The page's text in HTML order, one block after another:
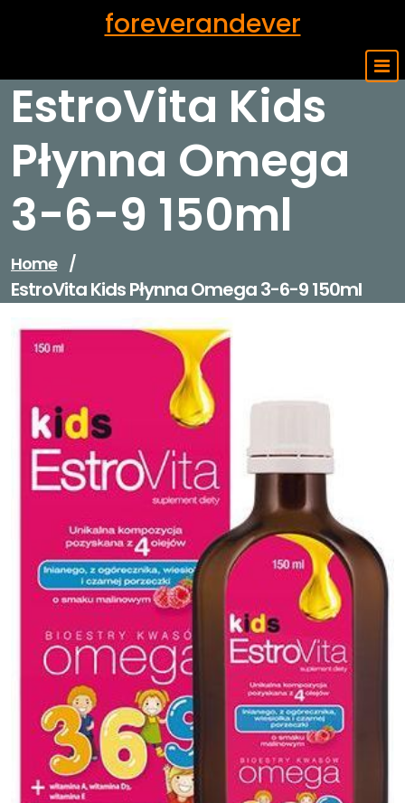
foreverandever
EstroVita Kids
Płynna Omega
3-6-9 150ml
Home /
EstroVita Kids Płynna Omega 3-6-9 150ml